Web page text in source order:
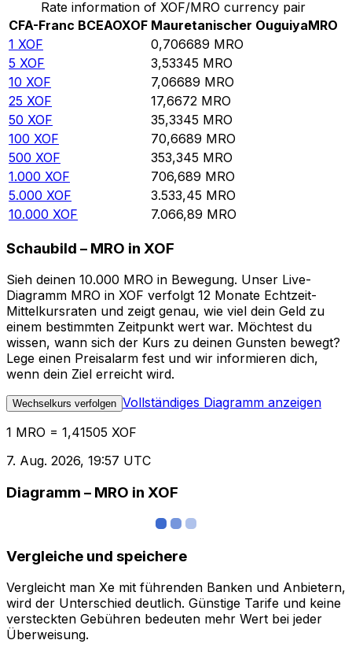
Rate information of XOF/MRO currency pair
CFA-Franc BCEAOXOF Mauretanischer OuguiyaMRO
1 XOF 0,706689 MRO
5 XOF 3,53345 MRO
10 XOF 7,06689 MRO
25 XOF 17,6672 MRO
50 XOF 35,3345 MRO
100 XOF 70,6689 MRO
500 XOF 353,345 MRO
1.000 XOF 706,689 MRO
5.000 XOF 3.533,45 MRO
10.000 XOF 7.066,89 MRO
Schaubild – MRO in XOF
Sieh deinen 10.000 MRO in Bewegung. Unser Live-
Diagramm MRO in XOF verfolgt 12 Monate Echtzeit-
Mittelkursraten und zeigt genau, wie viel dein Geld zu
einem bestimmten Zeitpunkt wert war. Möchtest du
wissen, wann sich der Kurs zu deinen Gunsten bewegt?
Lege einen Preisalarm fest und wir informieren dich,
wenn dein Ziel erreicht wird.
Wechselkurs verfolgen Vollständiges Diagramm anzeigen
1 MRO = 1,41505 XOF
7. Aug. 2026, 19:57 UTC
Diagramm – MRO in XOF
Vergleiche und speichere
Vergleicht man Xe mit führenden Banken und Anbietern,
wird der Unterschied deutlich. Günstige Tarife und keine
versteckten Gebühren bedeuten mehr Wert bei jeder
Überweisung.